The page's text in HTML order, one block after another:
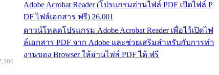
Adobe Acrobat Reader (โปรแกรมอ่านไฟล์ PDF เปิดไฟล์ P
DF ไฟล์เอกสาร ฟรี) 26.001
ดาวน์โหลดโปรแกรม Adobe Acrobat Reader เพื่อไว้เปิดไฟ
ล์เอกสาร PDF จาก Adobe และช่วยเสริมสำหรับกับการทำ
งานของ Browser ให้อ่านไฟล์ PDF ได้ ฟรี